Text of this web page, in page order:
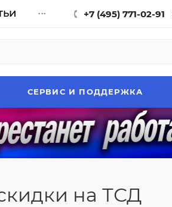
... +7 (495) 771-02-91
СЕРВИС И ПОДДЕРЖКА
на ТСД